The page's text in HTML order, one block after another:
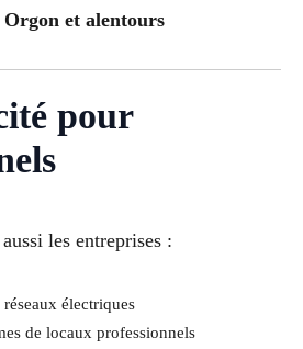
Orgon et alentours
pour
les entreprises :
électriques
de locaux professionnels